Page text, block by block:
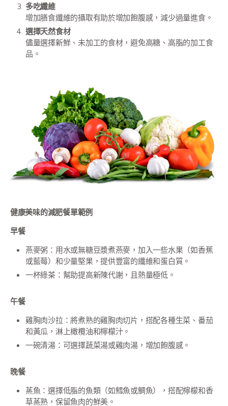
多吃纖維
增加膳食纖維的攝取有助於增加飽腹感，減少過量進食。
選擇天然食材
儘量選擇新鮮、未加工的食材，避免高糖、高脂的加工食
品。
健康美味的減肥餐單範例
早餐
燕麥粥：用水或無糖豆漿煮燕麥，加入一些水果（如香蕉
或藍莓）和少量堅果，提供豐富的纖維和蛋白質。
一杯綠茶：幫助提高新陳代謝，且熱量極低。
午餐
雞胸肉沙拉：將煮熟的雞胸肉切片，搭配各種生菜、番茄
和黃瓜，淋上橄欖油和檸檬汁。
一碗清湯：可選擇蔬菜湯或雞肉湯，增加飽腹感。
晚餐
蒸魚：選擇低脂的魚類（如鱈魚或鯛魚），搭配檸檬和香
草蒸熟，保留魚肉的鮮美。